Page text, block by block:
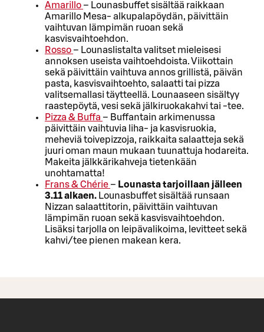
Amarillo – Lounasbuffet sisältää raikkaan
Amarillo Mesa- alkupalapöydän, päivittäin
vaihtuvan lämpimän ruoan sekä
kasvisvaihtoehdon.
Rosso – Lounaslistalta valitset mieleisesi
annoksen useista vaihtoehdoista. Viikottain
sekä päivittäin vaihtuva annos grillistä, päivän
pasta, kasvisvaihtoehto, salaatti tai pizza
valitsemallasi täytteellä. Lounaaseen sisältyy
raastepöytä, vesi sekä jälkiruokakahvi tai -tee.
Pizza & Buffa – Buffantain arkimenussa
päivittäin vaihtuvia liha- ja kasvisruokia,
meheviä toivepizzoja, raikkaita salaatteja sekä
juuri oman maun mukaan tuunattuja hodareita.
Makeita jälkkärikahveja tietenkään
unohtamatta!
Frans & Chérie – Lounasta tarjoillaan jälleen
3.11 alkaen. Lounasbuffet sisältää runsaan
Nizzan salaattitorin, päivittäin vaihtuvan
lämpimän ruoan sekä kasvisvaihtoehdon.
Lisäksi tarjolla on leipävalikoima, levitteet sekä
kahvi/tee pienen makean kera.